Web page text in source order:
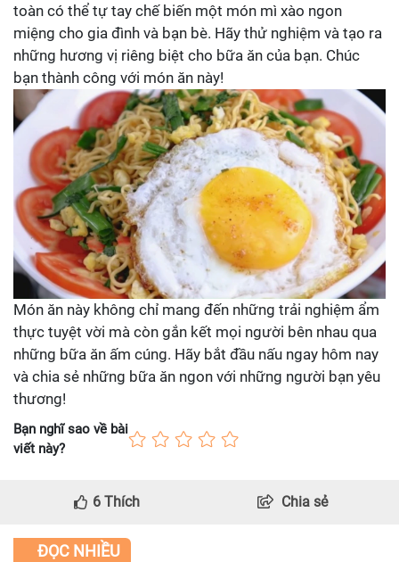
toàn có thể tự tay chế biến một món mì xào ngon
miệng cho gia đình và bạn bè. Hãy thử nghiệm và tạo ra
những hương vị riêng biệt cho bữa ăn của bạn. Chúc
bạn thành công với món ăn này!
Món ăn này không chỉ mang đến những trải nghiệm ẩm
thực tuyệt vời mà còn gắn kết mọi người bên nhau qua
những bữa ăn ấm cúng. Hãy bắt đầu nấu ngay hôm nay
và chia sẻ những bữa ăn ngon với những người bạn yêu
thương!
Bạn nghĩ sao về bài
viết này?
6 Thích Chia sẻ
ĐỌC NHIỀU